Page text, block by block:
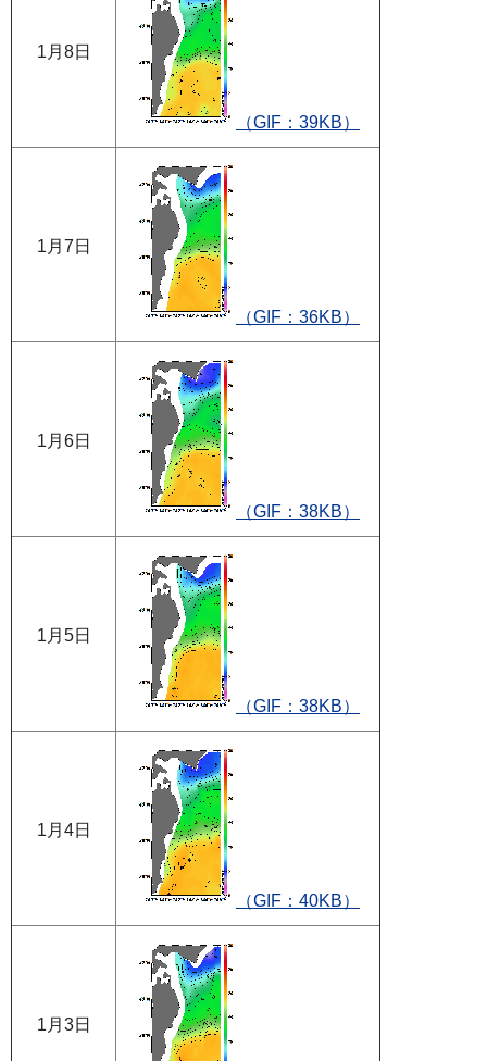
1月8日
（GIF：39KB）
1月7日
（GIF：36KB）
1月6日
（GIF：38KB）
1月5日
（GIF：38KB）
1月4日
（GIF：40KB）
1月3日